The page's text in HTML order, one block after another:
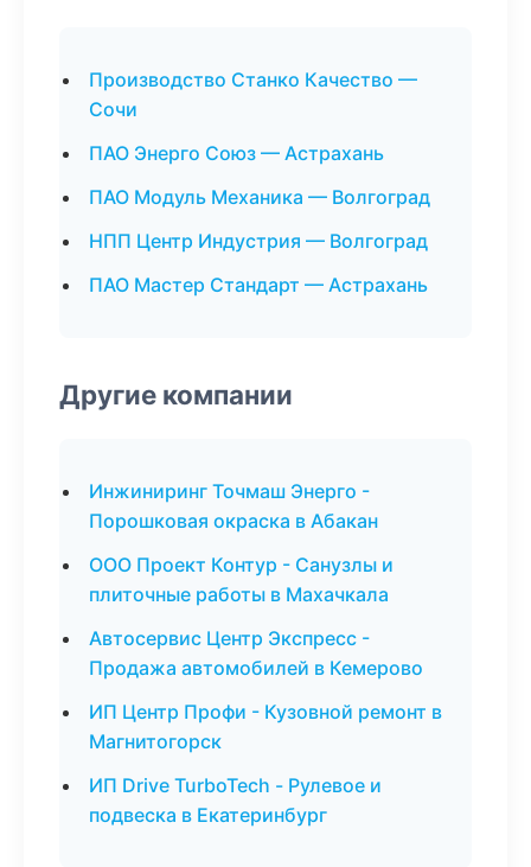
Производство Станко Качество —
Сочи
ПАО Энерго Союз — Астрахань
ПАО Модуль Механика — Волгоград
НПП Центр Индустрия — Волгоград
ПАО Мастер Стандарт — Астрахань
Другие компании
Инжиниринг Точмаш Энерго -
Порошковая окраска в Абакан
ООО Проект Контур - Санузлы и
плиточные работы в Махачкала
Автосервис Центр Экспресс -
Продажа автомобилей в Кемерово
ИП Центр Профи - Кузовной ремонт в
Магнитогорск
ИП Drive TurboTech - Рулевое и
подвеска в Екатеринбург